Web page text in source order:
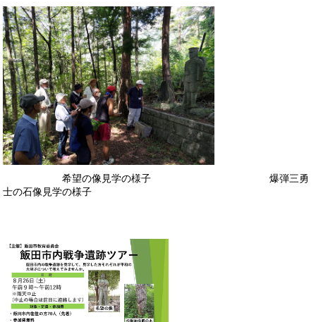
希望の像見学の様子 爆弾三勇
士の石像見学の様子